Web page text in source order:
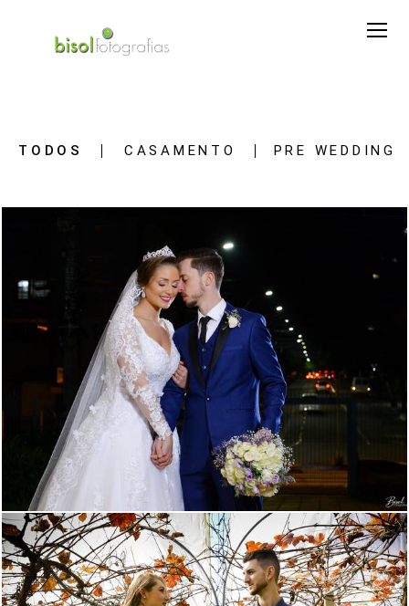
TODOS CASAMENTO PRE WEDDING